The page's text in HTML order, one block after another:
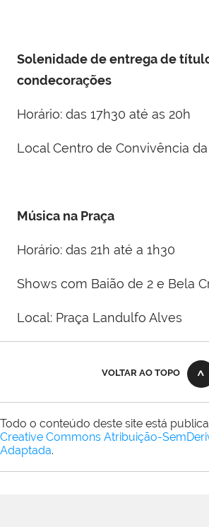
Solenidade de entrega de
condecorações
Horário: das 17h30 até as 20h
Local Centro de Convivência
Música na Praça
Horário: das 21h até a 1h30
Shows com Baião de 2 e Bela
Local: Praça Landulfo Alves
VOLTAR AO TOPO
Todo o conteúdo deste site está
Creative Commons Atribuição-
Adaptada.